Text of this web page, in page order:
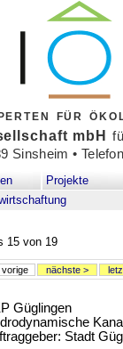
FÜR
mbH
Sinsheim •
Projekte
15 von 19
vorige nächste >
Güglingen
Stadt